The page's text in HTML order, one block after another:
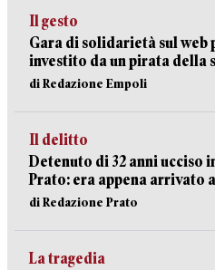
Il gesto
Gara di solidarietà sul web
investito da un pirata della
di Redazione Empoli
Il delitto
Detenuto di 32 anni ucciso
Prato: era appena arrivato
di Redazione Prato
La tragedia